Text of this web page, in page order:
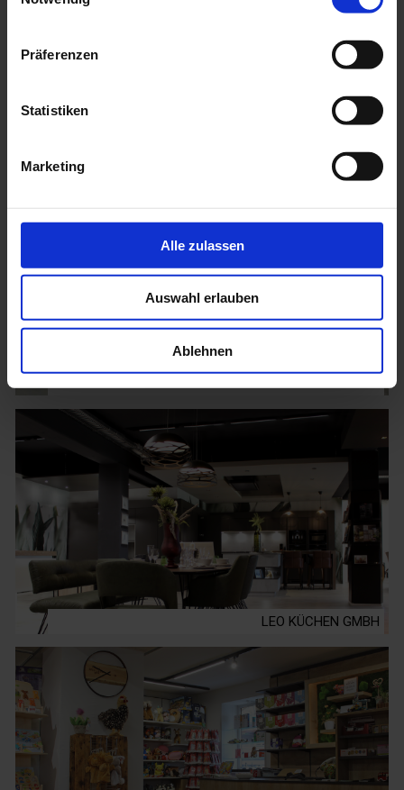
Präferenzen
Statistiken
Marketing
Alle zulassen
Auswahl erlauben
Ablehnen
LEO KÜCHEN GMBH